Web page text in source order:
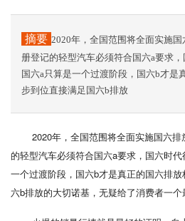
摘要 2020年，全国范围将全面实施
册登记的轻型汽车必须符合国六a要求
国六a只算是一个过渡阶段，国六b才是
步到位直接满足国六b排放
2020年，全国范围将全面实施国六
的轻型汽车必须符合国六a要求，国六时
一个过渡阶段，国六b才是真正的国六排
六b排放的大切诺基，无疑给了消费者一个